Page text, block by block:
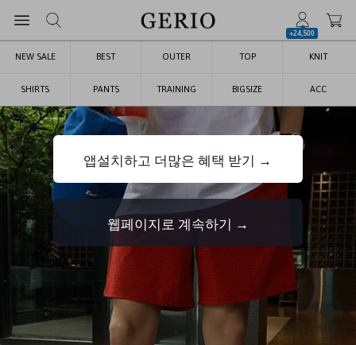
+24,500
NEW SALE BEST OUTER TOP KNIT
SHIRTS PANTS TRAINING BIGSIZE ACC
앱설치하고 더많은 혜택 받기 →
웹페이지로 계속하기 →